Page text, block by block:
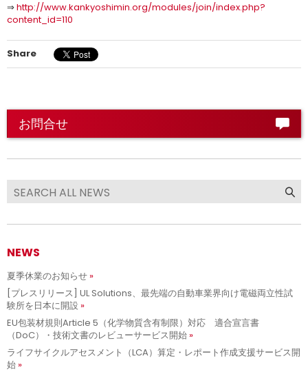
⇒http://www.kankyoshimin.org/modules/join/index.php?
content_id=110
Share
お問合せ
NEWS
夏季休業のお知らせ
[プレスリリース] UL Solutions、最先端の自動車業界向け電磁両立性試
験所を日本に開設
EU包装材規則Article 5（化学物質含有制限）対応 適合宣言書
（DoC）・技術文書のレビューサービス開始
ライフサイクルアセスメント（LCA）算定・レポート作成支援サービス開
始